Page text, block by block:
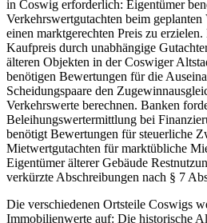
in Coswig erforderlich: Eigentümer
Verkehrswertgutachten beim
einen marktgerechten Preis zu
Kaufpreis durch unabhängige
älteren Objekten in der Coswiger
benötigen Bewertungen für die
Scheidungspaare den
Verkehrswerte berechnen. Banken
Beleihungswertermittlung bei
benötigt Bewertungen für steuerliche
Mietwertgutachten für marktübliche
Eigentümer älterer Gebäude
verkürzte Abschreibungen nach § 7
Die verschiedenen Ortsteile Coswigs
Immobilienwerte auf: Die historische